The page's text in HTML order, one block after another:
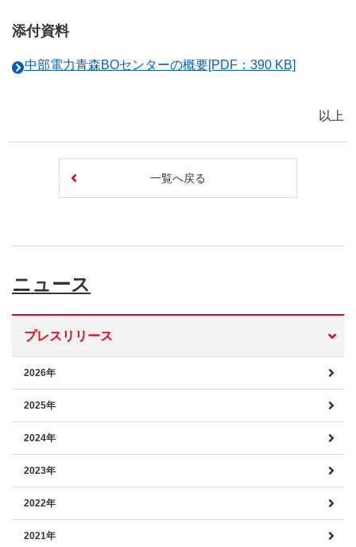
添付資料
中部電力青森BOセンターの概要[PDF：390 KB]
以上
一覧へ戻る
ニュース
プレスリリース
2026年
2025年
2024年
2023年
2022年
2021年